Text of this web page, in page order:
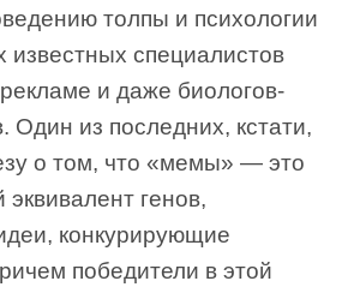
толпы и психологии
известных специалистов
и даже биологов-
Один из последних, кстати,
о том, что «мемы» — это
эквивалент генов,
конкурирующие
победители в этой